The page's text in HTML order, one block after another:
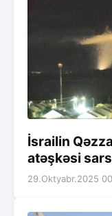
İsrailin
atəşkəsi
29.Oktyabr.2025